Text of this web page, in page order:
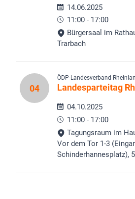
14.06.2025
11:00 - 17:00
Bürgersaal im
Trarbach
04
ÖDP-Landesverband
Landesparteitag
04.10.2025
11:00 - 17:00
Tagungsraum im
Vor dem Tor 1-3
Schinderhannesplatz),